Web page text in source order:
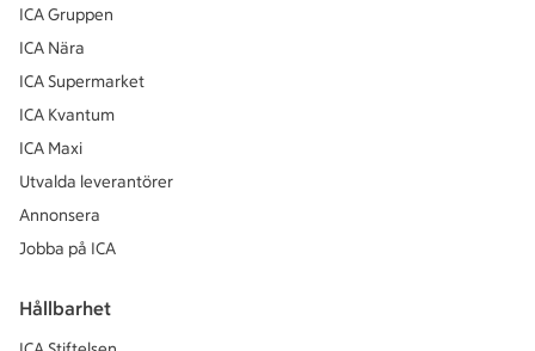
ICA Gruppen
ICA Nära
ICA Supermarket
ICA Kvantum
ICA Maxi
Utvalda leverantörer
Annonsera
Jobba på ICA
Hållbarhet